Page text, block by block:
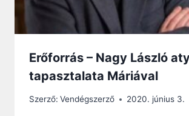
Erőforrás – Nagy László
tapasztalata Máriával
Szerző: Vendégszerző 2020. június 3.